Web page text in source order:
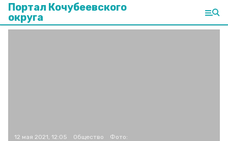
Портал Кочубеевского
округа
12 мая 2021, 12:05 Общество Фото: